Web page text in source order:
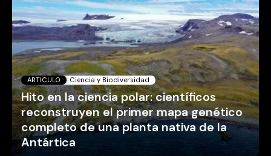
ARTICULO Ciencia y Biodiversidad
Hito en la ciencia polar: científicos
reconstruyen el primer mapa genético
completo de una planta nativa de la
Antártica